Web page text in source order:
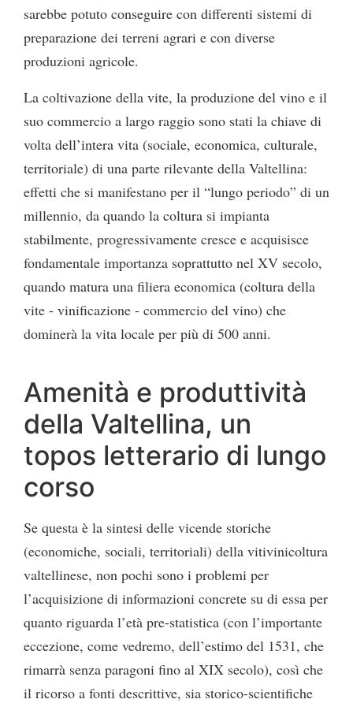
sarebbe potuto conseguire con differenti sistemi di
preparazione dei terreni agrari e con diverse
produzioni agricole.
La coltivazione della vite, la produzione del vino e il
suo commercio a largo raggio sono stati la chiave di
volta dell’intera vita (sociale, economica, culturale,
territoriale) di una parte rilevante della Valtellina:
effetti che si manifestano per il “lungo periodo” di un
millennio, da quando la coltura si impianta
stabilmente, progressivamente cresce e acquisisce
fondamentale importanza soprattutto nel XV secolo,
quando matura una filiera economica (coltura della
vite - vinificazione - commercio del vino) che
dominerà la vita locale per più di 500 anni.
Amenità e produttività
della Valtellina, un
topos letterario di lungo
corso
Se questa è la sintesi delle vicende storiche
(economiche, sociali, territoriali) della vitivinicoltura
valtellinese, non pochi sono i problemi per
l’acquisizione di informazioni concrete su di essa per
quanto riguarda l’età pre-statistica (con l’importante
eccezione, come vedremo, dell’estimo del 1531, che
rimarrà senza paragoni fino al XIX secolo), così che
il ricorso a fonti descrittive, sia storico-scientifiche